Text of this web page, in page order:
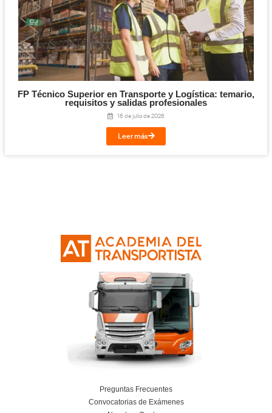
Cloud y Sistemas Conectados para la FP en
Logística.
29 de julio de 2026
Titulación de Técnico Básico en Prevención
Laborables para la FP en Transporte y